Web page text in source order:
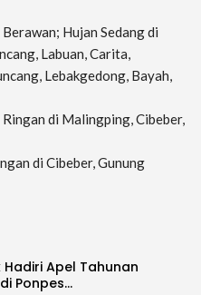
Hujan Sedang di
Labuan, Carita,
Lebakgedong, Bayah,
di Malingping, Cibeber,
di Cibeber, Gunung
Apel Tahunan
Ponpes…